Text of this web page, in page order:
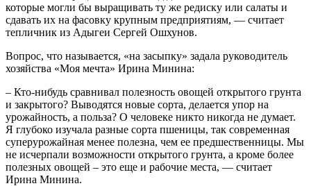
которые могли бы выращивать ту же редиску или салаты и
сдавать их на фасовку крупным предприятиям, — считает
тепличник из Адыгеи Сергей Ошхунов.
Вопрос, что называется, «на засыпку» задала руководитель
хозяйства «Моя мечта» Ирина Минина:
– Кто-нибудь сравнивал полезность овощей открытого грунта
и закрытого? Выводятся новые сорта, делается упор на
урожайность, а польза? О человеке никто никогда не думает.
Я глубоко изучала разные сорта пшеницы, так современная
суперурожайная менее полезна, чем ее предшественницы. Мы
не исчерпали возможности открытого грунта, а кроме более
полезных овощей – это еще и рабочие места, — считает
Ирина Минина.